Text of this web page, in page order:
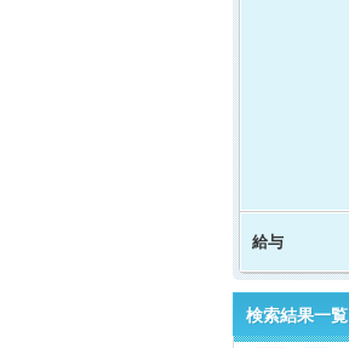
給与
検索結果一覧